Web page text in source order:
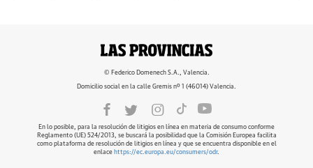
© Federico Domenech S.A., Valencia.
Domicilio social en la calle Gremis nº 1 (46014) Valencia.
En lo posible, para la resolución de litigios en línea en materia de consumo conforme
Reglamento (UE) 524/2013, se buscará la posibilidad que la Comisión Europea facilita
como plataforma de resolución de litigios en línea y que se encuentra disponible en el
enlace https://ec.europa.eu/consumers/odr.